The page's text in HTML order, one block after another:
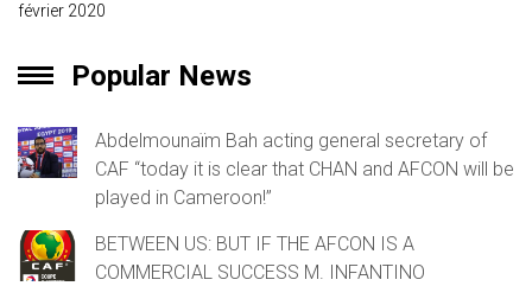
février 2020
Popular News
Abdelmounaïm Bah acting general secretary of
CAF “today it is clear that CHAN and AFCON will be
played in Cameroon!”
BETWEEN US: BUT IF THE AFCON IS A
COMMERCIAL SUCCESS M. INFANTINO